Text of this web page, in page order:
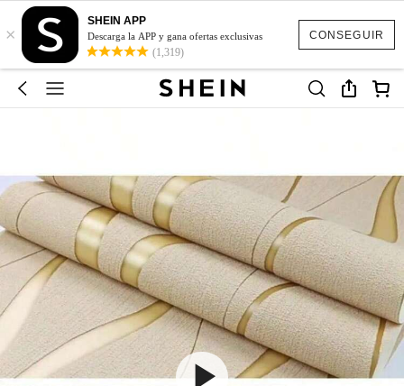
CONSEGUIR
×
SHEIN APP
Descarga la APP y gana ofertas exclusivas
(1,319)